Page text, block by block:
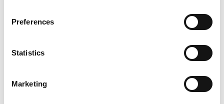
Preferences
Statistics
Marketing